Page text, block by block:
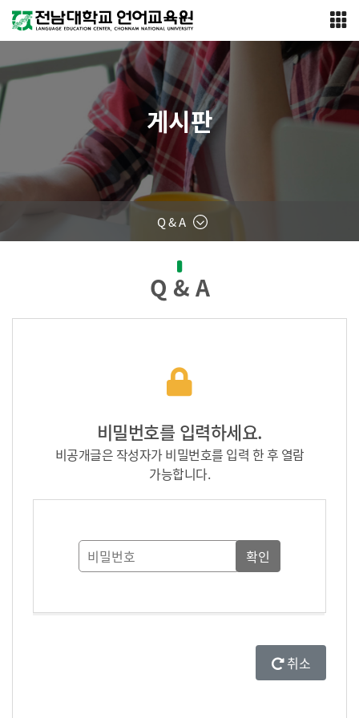
Q & A
게시판
Q & A
비밀번호를 입력하세요.
비공개글은 작성자가 비밀번호를 입력 한 후 열람
가능합니다.
취소